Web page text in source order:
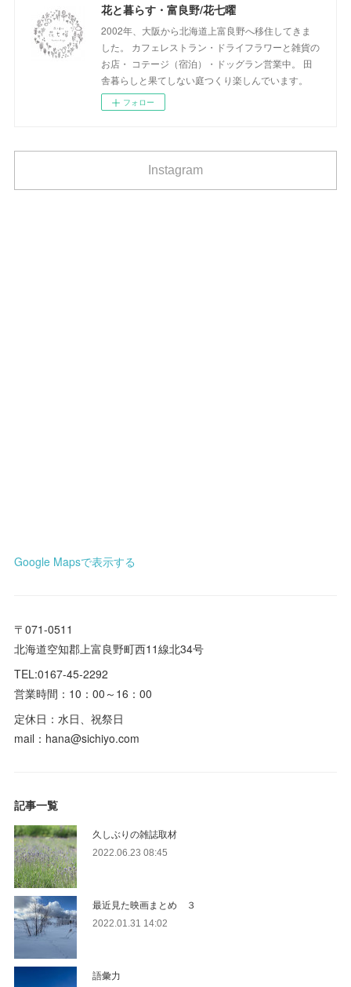
花と暮らす・富良野/花七曜
2002年、大阪から北海道上富良野へ移住してきま
した。 カフェレストラン・ドライフラワーと雑貨の
お店・ コテージ（宿泊）・ドッグラン営業中。 田
舎暮らしと果てしない庭つくり楽しんでいます。
フォロー
Instagram
Google Mapsで表示する
〒071-0511
北海道空知郡上富良野町西11線北34号
TEL:0167-45-2292
営業時間：10：00～16：00
定休日：水日、祝祭日
mail：hana@sichiyo.com
記事一覧
久しぶりの雑誌取材
2022.06.23 08:45
最近見た映画まとめ ３
2022.01.31 14:02
語彙力